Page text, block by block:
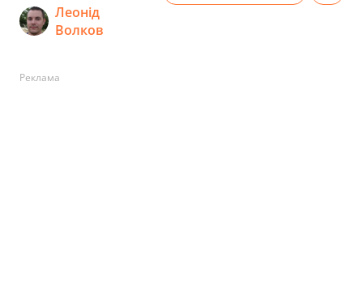
Леонід
Волков
Реклама